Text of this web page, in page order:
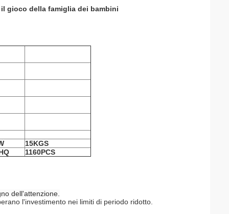
gioco della famiglia dei bambini
15KGS
1160PCS
dell'attenzione.
l'investimento nei limiti di periodo ridotto.